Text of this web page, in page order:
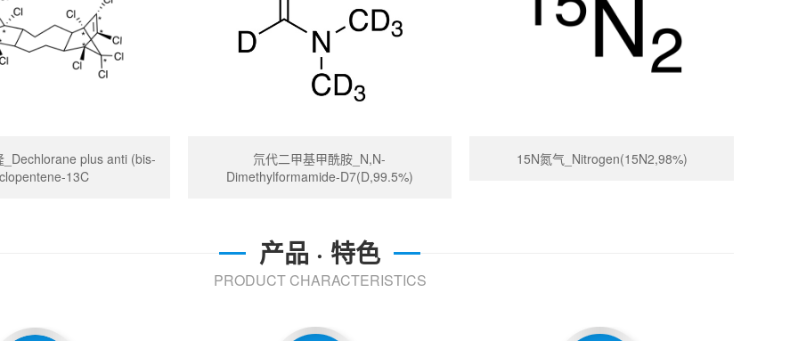
_Dechlorane plus anti (bis-
13C
氘代二甲基甲酰胺_N,N-
Dimethylformamide-D7(D,99.5%)
15N氮气_Nitrogen(15N2,98%)
产品 · 特色
PRODUCT CHARACTERISTICS